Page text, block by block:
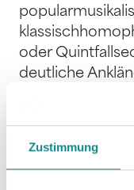
Zustimmung
oder
deutliche
Popularmusik
Singers oder
orientiert sich